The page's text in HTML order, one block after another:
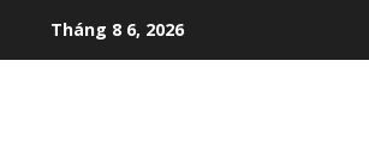
Tháng 8 6, 2026